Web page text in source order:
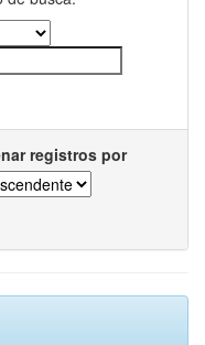
registros por